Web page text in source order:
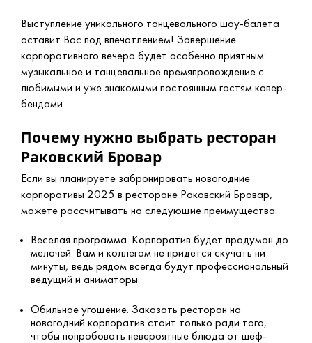
Выступление уникального танцевального шоу-балета
оставит Вас под впечатлением! Завершение
корпоративного вечера будет особенно приятным:
музыкальное и танцевальное времяпровождение с
любимыми и уже знакомыми постоянным гостям кавер-
бендами.
Почему нужно выбрать ресторан
Раковский Бровар
Если вы планируете забронировать новогодние
корпоративы 2025 в ресторане Раковский Бровар,
можете рассчитывать на следующие преимущества:
Веселая программа. Корпоратив будет продуман до
мелочей: Вам и коллегам не придется скучать ни
минуты, ведь рядом всегда будут профессиональный
ведущий и аниматоры.
Обильное угощение. Заказать ресторан на
новогодний корпоратив стоит только ради того,
чтобы попробовать невероятные блюда от шеф-